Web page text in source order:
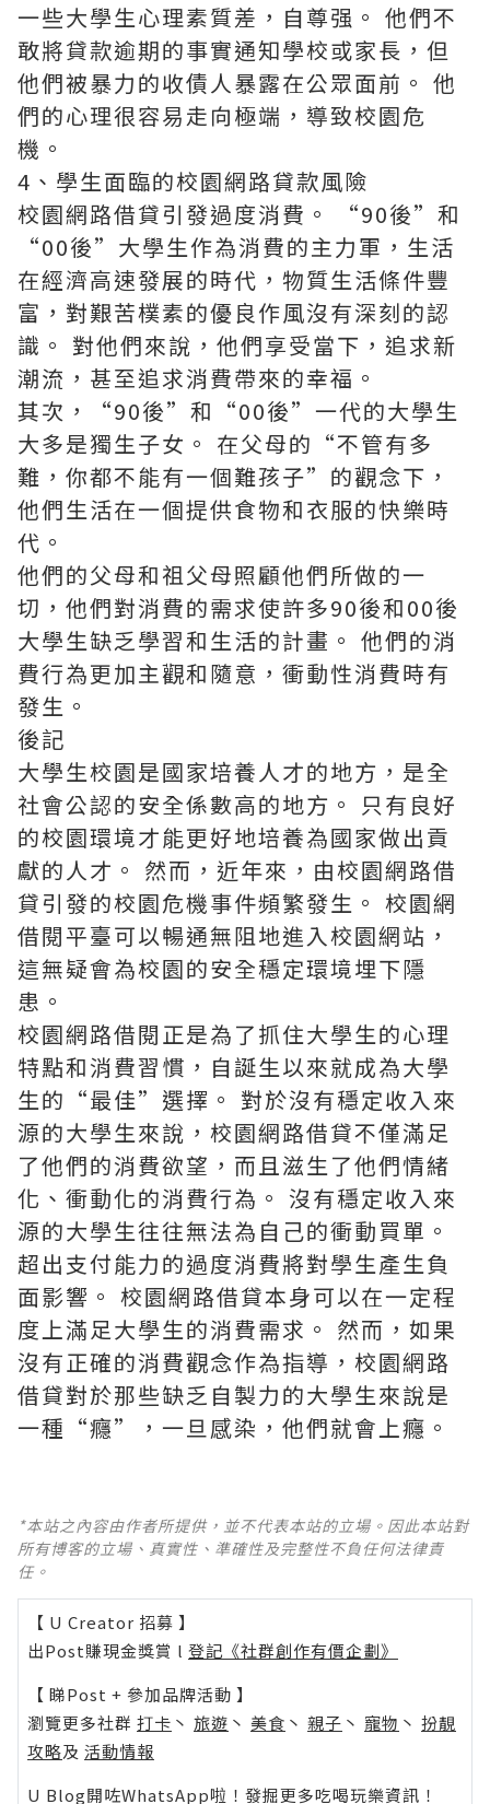
一些大學生心理素質差，自尊强。 他們不
敢將貸款逾期的事實通知學校或家長，但
他們被暴力的收債人暴露在公眾面前。 他
們的心理很容易走向極端，導致校園危
機。
4、學生面臨的校園網路貸款風險
校園網路借貸引發過度消費。 “90後”和
“00後”大學生作為消費的主力軍，生活
在經濟高速發展的時代，物質生活條件豐
富，對艱苦樸素的優良作風沒有深刻的認
識。 對他們來說，他們享受當下，追求新
潮流，甚至追求消費帶來的幸福。
其次，“90後”和“00後”一代的大學生
大多是獨生子女。 在父母的“不管有多
難，你都不能有一個難孩子”的觀念下，
他們生活在一個提供食物和衣服的快樂時
代。
他們的父母和祖父母照顧他們所做的一
切，他們對消費的需求使許多90後和00後
大學生缺乏學習和生活的計畫。 他們的消
費行為更加主觀和隨意，衝動性消費時有
發生。
後記
大學生校園是國家培養人才的地方，是全
社會公認的安全係數高的地方。 只有良好
的校園環境才能更好地培養為國家做出貢
獻的人才。 然而，近年來，由校園網路借
貸引發的校園危機事件頻繁發生。 校園網
借閱平臺可以暢通無阻地進入校園網站，
這無疑會為校園的安全穩定環境埋下隱
患。
校園網路借閱正是為了抓住大學生的心理
特點和消費習慣，自誕生以來就成為大學
生的“最佳”選擇。 對於沒有穩定收入來
源的大學生來說，校園網路借貸不僅滿足
了他們的消費欲望，而且滋生了他們情緒
化、衝動化的消費行為。 沒有穩定收入來
源的大學生往往無法為自己的衝動買單。
超出支付能力的過度消費將對學生產生負
面影響。 校園網路借貸本身可以在一定程
度上滿足大學生的消費需求。 然而，如果
沒有正確的消費觀念作為指導，校園網路
借貸對於那些缺乏自製力的大學生來說是
一種“癮”，一旦感染，他們就會上癮。
*本站之內容由作者所提供，並不代表本站的立場。因此本站對
所有博客的立場、真實性、準確性及完整性不負任何法律責
任。
【 U Creator 招募 】
出Post賺現金獎賞 l 登記《社群創作有價企劃》
【 睇Post + 參加品牌活動 】
瀏覽更多社群 打卡 丶 旅遊 丶 美食 丶 親子 丶 寵物 丶 扮靚
攻略及 活動情報
U Blog開咗WhatsApp啦！發掘更多吃喝玩樂資訊！